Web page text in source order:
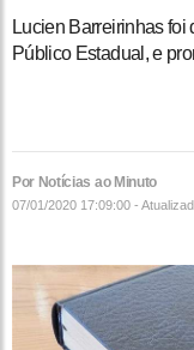
Lucien Barreirinhas
Público Estadual, e
Por Notícias ao Minuto
07/01/2020 17:09:00 -